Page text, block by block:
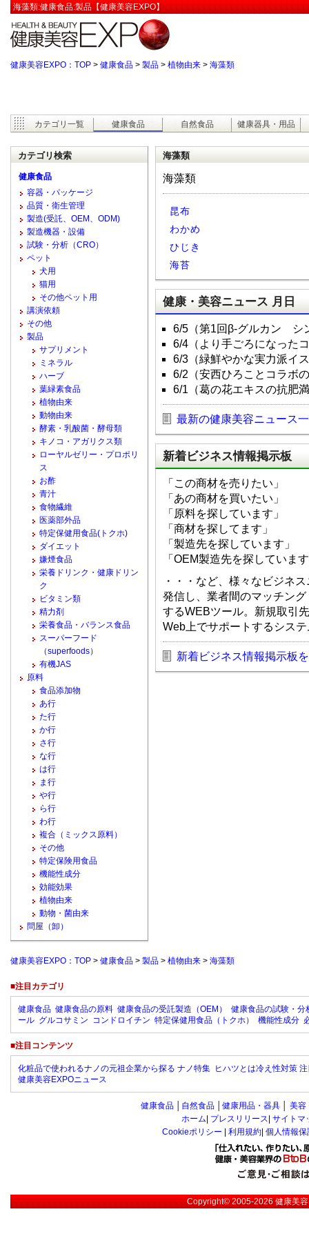
海藻類:健康食品:製品【健康美容EXPO】
健康美容EXPO：TOP > 健康食品 > 製品 > 植物由来 > 海藻類
カテゴリ一覧 健康食品 自然食品 健康器具・用品
海藻類
海藻類
昆布
わかめ
ひじき
海苔
健康・美容ニュース 月日
6/5（第1回β-グルカン シ
6/4（より手ごろになった
6/3（緑鮮やかな実力派イ
6/2（安西ひろことコラボ
6/1（葛の花エキスの抗肥
最新の健康美容ニュース
新着ビジネス情報掲示板
「この商材を売りたい」
「あの商材を買いたい」
「原料を探しています」
「商材を探してます」
「製造先を探しています」
「OEM製造先を探していま
・・・など、様々なビジネ
発信し、業者間のマッチン
するWEBツール。新規取引
Web上でサポートするシス
新着ビジネス情報掲示板
カテゴリ検索
健康食品
容器・パッケージ
品質・衛生管理
製造(受託、OEM、ODM)
製造機器・設備
試験・分析（CRO）
ペット
犬用
猫用
その他ペット用
講演依頼
その他
製品
サプリメント
ミネラル
ハーブ
葉緑素食品
植物由来
動物由来
酵素・乳酸菌・酵母類
キノコ・アガリクス類
ローヤルゼリー・プロポリ
ス
お酢
青汁
食物繊維
医薬部外品
特定保健用食品(トクホ)
ダイエット
嫌煙食品
栄養ドリンク・健康ドリン
ク
ビタミン類
精力剤
栄養食品・バランス食品
スーパーフード
（superfoods）
有機JAS
原料
食品添加物
あ行
た行
か行
さ行
な行
は行
ま行
や行
ら行
わ行
複合（ミックス原料）
その他
特定保険用食品
機能性成分
効能効果
植物由来
動物・菌由来
問屋（卸）
健康美容EXPO：TOP > 健康食品 > 製品 > 植物由来 > 海藻類
■注目カテゴリ
健康食品 健康食品の原料 健康食品の受託製造（OEM）
健康食品の試験・分
ール グルコサミン コンドロイチン 特定保健用食品（トクホ） 機能性成分
■注目コンテンツ
化粧品で使われるナノの元祖企業から探る ナノ特集 ヒハツとは冷え性対策
健康美容EXPOニュース
健康食品 自然食品 健康用品・器具 美容
ホーム プレスリリース サイトマ
Cookieポリシー
利用規約 個人情報
Copyright© 2005-2026健康美